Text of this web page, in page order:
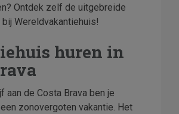
Ontdek zelf de uitgebreide
Wereldvakantiehuis!
huren in
aan de Costa Brava ben je
zonovergoten vakantie. Het